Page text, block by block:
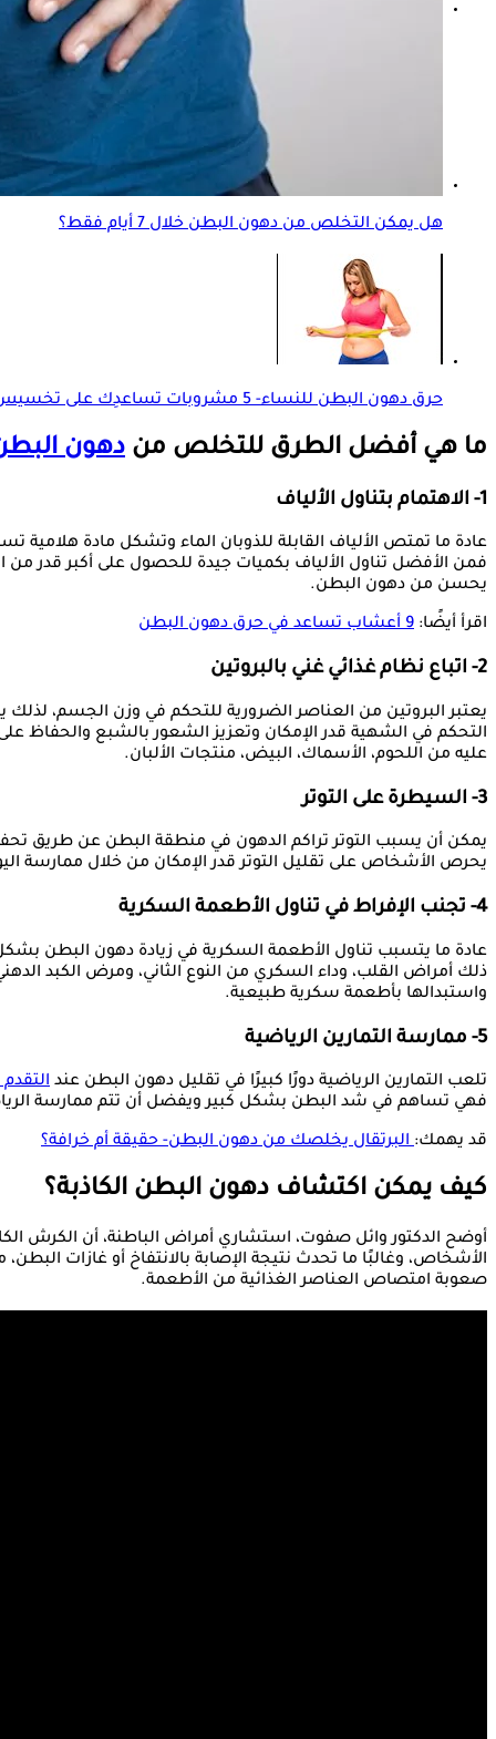
هل يمكن التخلص من دهون البطن خلال 7 أيام فقط؟
حرق دهون البطن للنساء- 5 مشروبات تساعدِك على تخسيس الكرش
ما هي أفضل الطرق للتخلص من دهون
1- الاهتمام بتناول الألياف
عادة ما تمتص الألياف القابلة للذوبان الماء وتشكل مادة هلامية
فمن الأفضل تناول الألياف بكميات جيدة للحصول على أكبر قدر من
يحسن من دهون البطن.
اقرأ أيضًا: 9 أعشاب تساعد في حرق دهون البطن
2- اتباع نظام غذائي غني بالبروتين
يعتبر البروتين من العناصر الضرورية للتحكم في وزن الجسم،
التحكم في الشهية قدر الإمكان وتعزيز الشعور بالشبع والحفاظ
عليه من اللحوم، الأسماك، البيض، منتجات الألبان.
3- السيطرة على التوتر
يمكن أن يسبب التوتر تراكم الدهون في منطقة البطن عن طريق
يحرص الأشخاص على تقليل التوتر قدر الإمكان من خلال ممارسة
4- تجنب الإفراط في تناول الأطعمة السكرية
عادة ما يتسبب تناول الأطعمة السكرية في زيادة دهون البطن
ذلك أمراض القلب، وداء السكري من النوع الثاني، ومرض الكبد
واستبدالها بأطعمة سكرية طبيعية.
5- ممارسة التمارين الرياضية
تلعب التمارين الرياضية دورًا كبيرًا في تقليل دهون البطن عند
فهي تساهم في شد البطن بشكل كبير ويفضل أن تتم ممارسة
قد يهمك:البرتقال يخلصك من دهون البطن- حقيقة أم خرافة؟
كيف يمكن اكتشاف دهون البطن الكاذبة؟
أوضح الدكتور وائل صفوت، استشاري أمراض الباطنة، أن الكرش
الأشخاص، وغالبًا ما تحدث نتيجة الإصابة بالانتفاخ أو غازات
صعوبة امتصاص العناصر الغذائية من الأطعمة.